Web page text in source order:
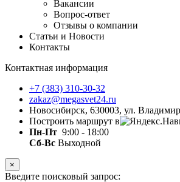
Вакансии
Вопрос-ответ
Отзывы о компании
Статьи и Новости
Контакты
Контактная информация
+7 (383) 310-30-32
zakaz@megasvet24.ru
Новосибирск, 630003, ул.
Построить маршрут в
Пн-Пт 9:00 - 18:00
Сб-Вс Выходной
×
Введите поисковый запрос: